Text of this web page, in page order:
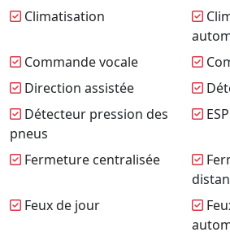
Climatisation
Commande vocale
Direction assistée
Détecteur pression des
pneus
ESP
Fermeture centralisée
Feux de jour